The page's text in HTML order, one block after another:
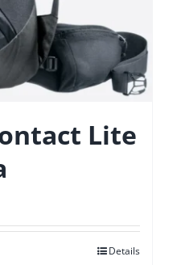
Lite
Details